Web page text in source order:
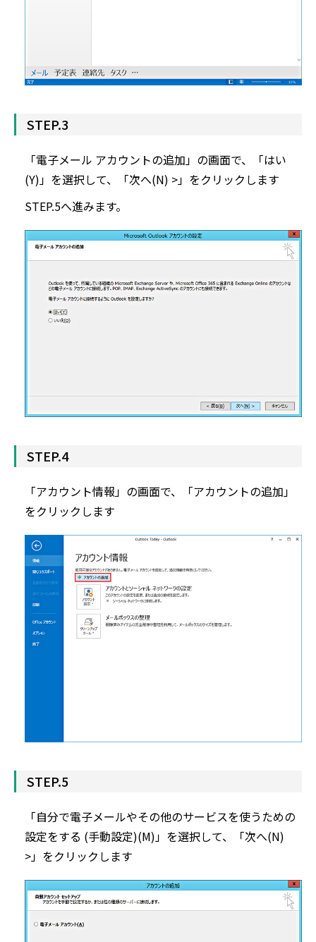
STEP.3
「電子メール アカウントの追加」の画面で、「はい
(Y)」を選択して、「次へ(N) >」をクリックします
STEP.5へ進みます。
STEP.4
「アカウント情報」の画面で、「アカウントの追加」
をクリックします
STEP.5
「自分で電子メールやその他のサービスを使うための
設定をする (手動設定)(M)」を選択して、「次へ(N)
>」をクリックします